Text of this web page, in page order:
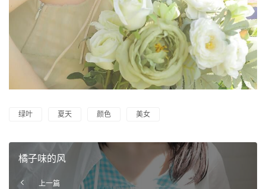
绿叶 夏天 颜色 美女
橘子味的风
上一篇